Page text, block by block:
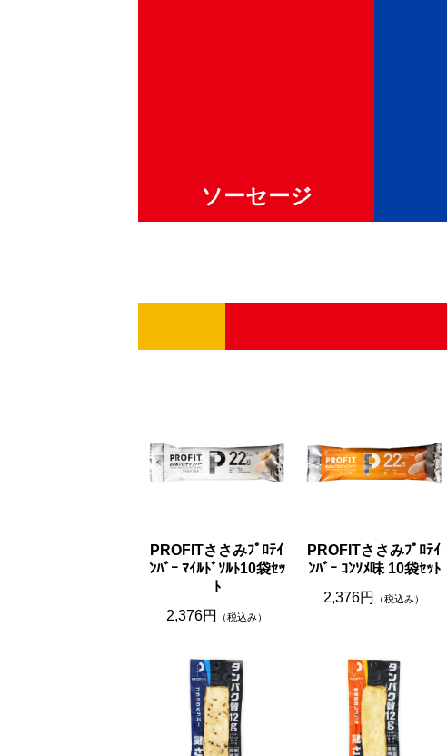
ソーセージ
PROFITささみﾌﾟﾛﾃｲ
ﾝﾊﾞｰ ﾏｲﾙﾄﾞｿﾙﾄ10袋ｾｯ
ﾄ
2,376円
（税込み）
PROFITささみﾌﾟﾛﾃｲ
ﾝﾊﾞｰ ｺﾝｿﾒ味 10袋ｾｯﾄ
2,376円
（税込み）